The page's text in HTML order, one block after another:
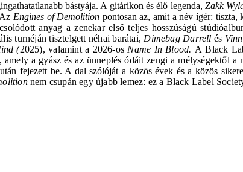
bástyája. A gitárikon és élő legenda,Zakk
Engines of Demolition pontosan az, amit a név ígér:
anyag a zenekar első teljes hosszúságú
turnéján tisztelgett néhai barátai, Dimebag Darrell és
(2025), valamint a 2026-os Name In Blood. ABlack
a gyász és az ünneplés ódáit zengi a mélységektől a
fejezett be. A dal szólóját a közös évek és a közös
nem csupán egy újabb lemez: ez a Black Label